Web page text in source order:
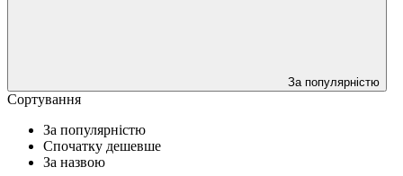
За популярністю
Сортування
За популярністю
Спочатку дешевше
За назвою